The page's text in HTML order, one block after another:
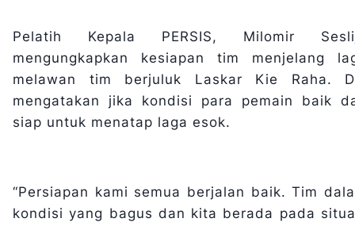
Pelatih Kepala PERSIS, Milomir
mengungkapkan kesiapan tim menjelang
melawan tim berjuluk Laskar Kie Raha.
mengatakan jika kondisi para pemain baik
siap untuk menatap laga esok.
“Persiapan kami semua berjalan baik. Tim
kondisi yang bagus dan kita berada pada